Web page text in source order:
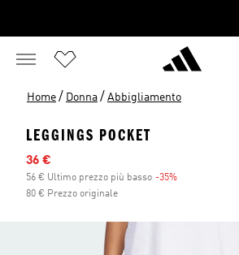
Home / Donna / Abbigliamento
LEGGINGS POCKET
Prezzo scontato
36 €
56 € Ultimo prezzo più basso -35%
80 € Prezzo originale